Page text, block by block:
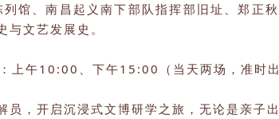
馆、南昌起义南下部队指挥部旧址、郑正
文艺发展史。
上午10:00、下午15:00（当天两场，准时出
，开启沉浸式文博研学之旅，无论是亲子